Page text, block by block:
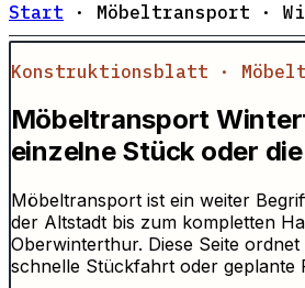
Start · Möbeltransport ·
Konstruktionsblatt ·
Möbeltransport
einzelne Stück oder
Möbeltransport ist ein weiter
der Altstadt bis zum kompletten
Oberwinterthur. Diese Seite
schnelle Stückfahrt oder geplante